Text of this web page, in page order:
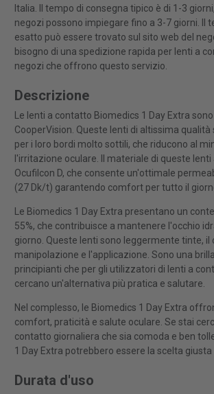
Italia. Il tempo di consegna tipico è di 1-3
negozi possono impiegare fino a 3-7 giorni. Il
esatto può essere trovato sul sito web del
bisogno di una spedizione rapida per lenti a
negozi che offrono questo servizio.
Descrizione
Le lenti a contatto Biomedics 1 Day Extra
CooperVision. Queste lenti di altissima qualità
per i loro bordi molto sottili, che riducono al
l'irritazione oculare. Il materiale di queste
Ocufilcon D, che consente un'ottimale
(27 Dk/t) garantendo comfort per tutto il
Le Biomedics 1 Day Extra presentano un
55%, che contribuisce a mantenere l'occhio
giorno. Queste lenti sono leggermente tinte, il
manipolazione e l'applicazione. Sono una
principianti che per gli utilizzatori di lenti a
cercano un'alternativa più pratica e salutare.
Nel complesso, le Biomedics 1 Day Extra
comfort, praticità e salute oculare. Se stai
contatto giornaliera che sia comoda e ben
1 Day Extra potrebbero essere la scelta giusta
Durata d'uso